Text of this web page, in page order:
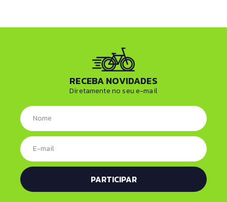
RECEBA NOVIDADES
Diretamente no seu e-mail